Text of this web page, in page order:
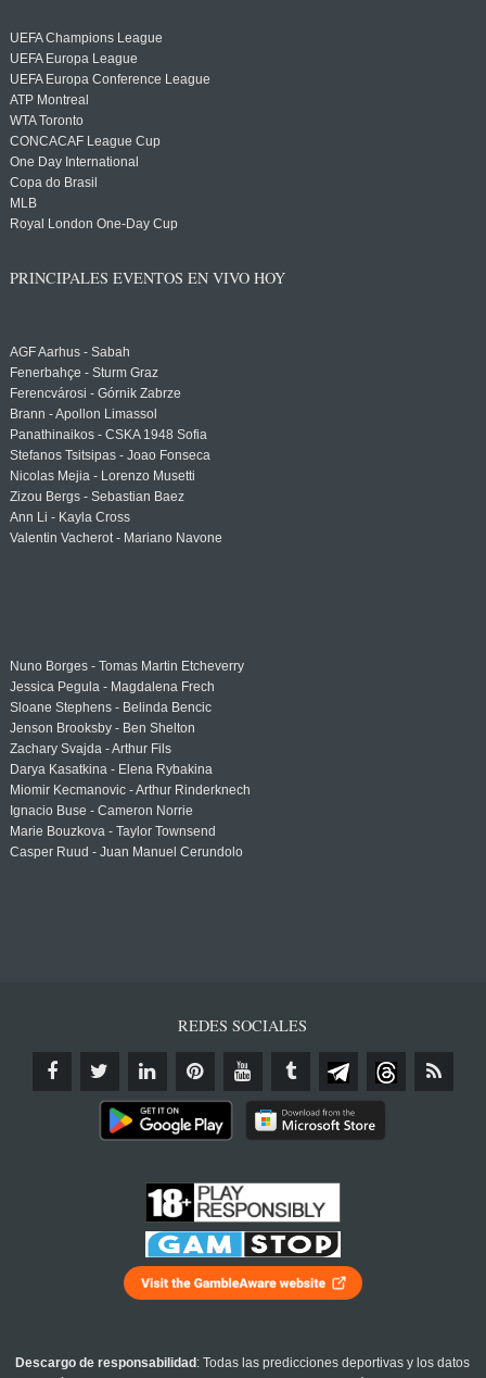
UEFA Champions League
UEFA Europa League
UEFA Europa Conference League
ATP Montreal
WTA Toronto
CONCACAF League Cup
One Day International
Copa do Brasil
MLB
Royal London One-Day Cup
PRINCIPALES EVENTOS EN VIVO HOY
AGF Aarhus - Sabah
Fenerbahçe - Sturm Graz
Ferencvárosi - Górnik Zabrze
Brann - Apollon Limassol
Panathinaikos - CSKA 1948 Sofia
Stefanos Tsitsipas - Joao Fonseca
Nicolas Mejia - Lorenzo Musetti
Zizou Bergs - Sebastian Baez
Ann Li - Kayla Cross
Valentin Vacherot - Mariano Navone
Nuno Borges - Tomas Martin Etcheverry
Jessica Pegula - Magdalena Frech
Sloane Stephens - Belinda Bencic
Jenson Brooksby - Ben Shelton
Zachary Svajda - Arthur Fils
Darya Kasatkina - Elena Rybakina
Miomir Kecmanovic - Arthur Rinderknech
Ignacio Buse - Cameron Norrie
Marie Bouzkova - Taylor Townsend
Casper Ruud - Juan Manuel Cerundolo
REDES SOCIALES
Descargo de responsabilidad : Todas las predicciones deportivas y los datos